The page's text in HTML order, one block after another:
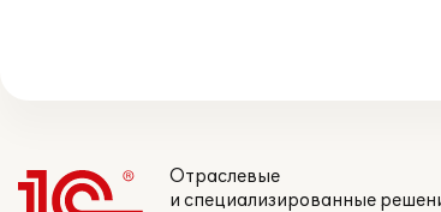
Отраслевые
и специализированные